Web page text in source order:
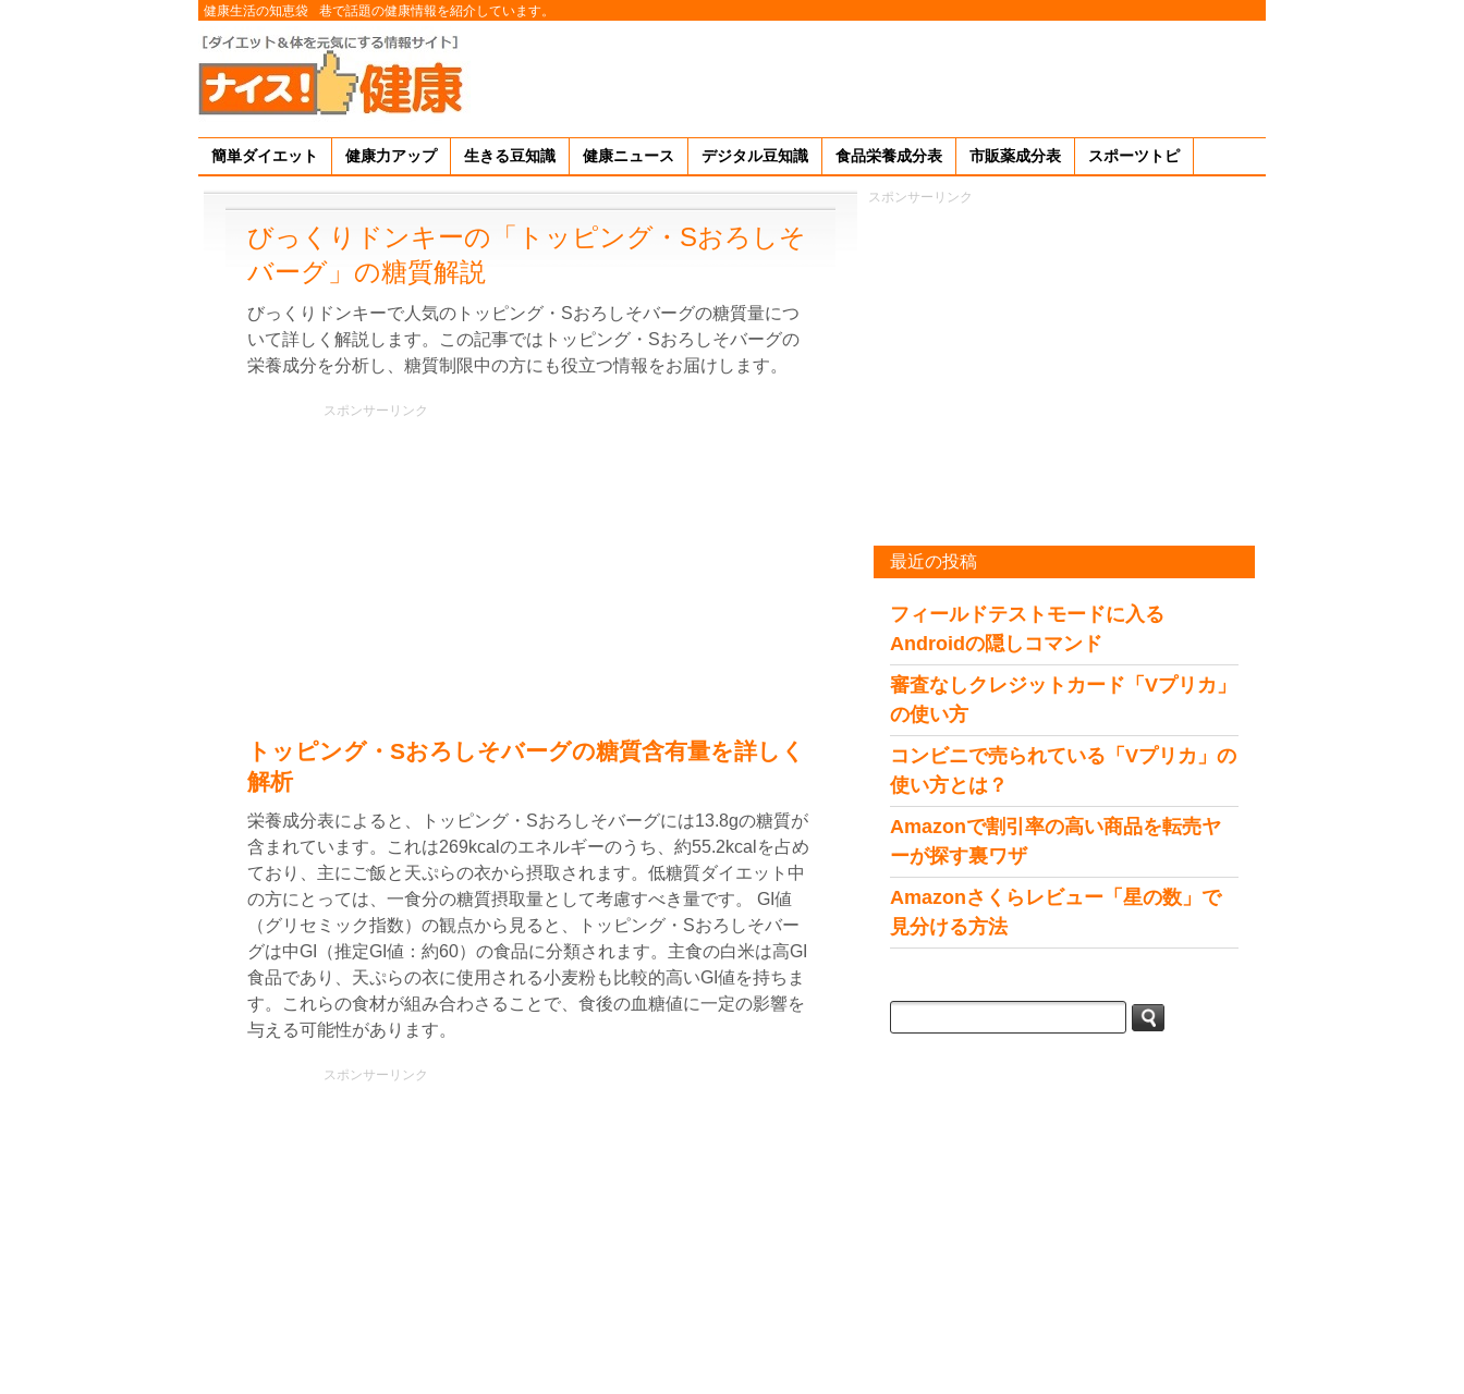
健康生活の知恵袋 巷で話題の健康情報を紹介しています。
簡単ダイエット 健康力アップ 生きる豆知識 健康ニュース デジタル豆知識 食品栄養成分表 市販薬成分表 スポーツトピ
びっくりドンキーの「トッピング・Sおろしそ
バーグ」の糖質解説
びっくりドンキーで人気のトッピング・Sおろしそバーグの糖質量につ
いて詳しく解説します。この記事ではトッピング・Sおろしそバーグの
栄養成分を分析し、糖質制限中の方にも役立つ情報をお届けします。
スポンサーリンク
トッピング・Sおろしそバーグの糖質含有量を詳しく
解析
栄養成分表によると、トッピング・Sおろしそバーグには13.8gの糖質が
含まれています。これは269kcalのエネルギーのうち、約55.2kcalを占め
ており、主にご飯と天ぷらの衣から摂取されます。低糖質ダイエット中
の方にとっては、一食分の糖質摂取量として考慮すべき量です。 GI値
（グリセミック指数）の観点から見ると、トッピング・Sおろしそバー
グは中GI（推定GI値：約60）の食品に分類されます。主食の白米は高GI
食品であり、天ぷらの衣に使用される小麦粉も比較的高いGI値を持ちま
す。これらの食材が組み合わさることで、食後の血糖値に一定の影響を
与える可能性があります。
スポンサーリンク
スポンサーリンク
最近の投稿
フィールドテストモードに入る
Androidの隠しコマンド
審査なしクレジットカード「Vプリカ」
の使い方
コンビニで売られている「Vプリカ」の
使い方とは？
Amazonで割引率の高い商品を転売ヤ
ーが探す裏ワザ
Amazonさくらレビュー「星の数」で
見分ける方法